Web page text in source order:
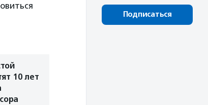
10 лет
Подписаться